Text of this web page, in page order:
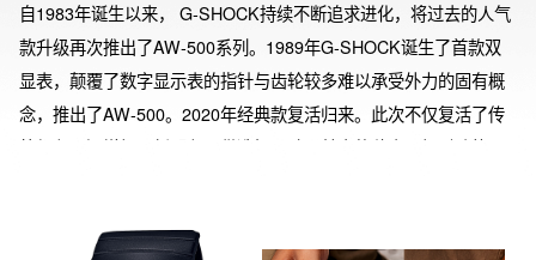
自1983年诞生以来， G-SHOCK持续不断追求进化，将过去的人气
款升级再次推出了AW-500系列。1989年G-SHOCK诞生了首款双
显表，颠覆了数字显示表的指针与齿轮较多难以承受外力的固有概
念，推出了AW-500。2020年经典款复活归来。此次不仅复活了传
统颜色，还增加了新配色可供选择。除了基本的秒表、报时功能